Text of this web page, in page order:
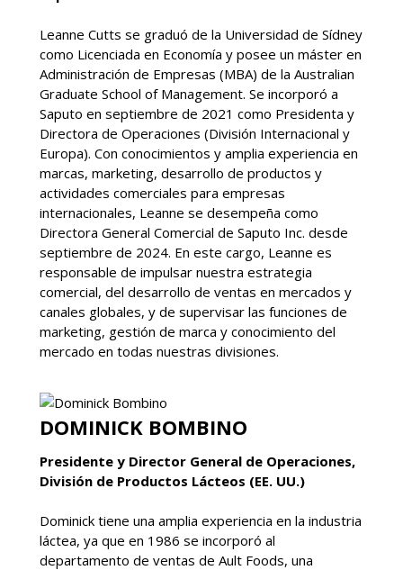
Leanne Cutts se graduó de la Universidad de Sídney
como Licenciada en Economía y posee un máster en
Administración de Empresas (MBA) de la Australian
Graduate School of Management. Se incorporó a
Saputo en septiembre de 2021 como Presidenta y
Directora de Operaciones (División Internacional y
Europa). Con conocimientos y amplia experiencia en
marcas, marketing, desarrollo de productos y
actividades comerciales para empresas
internacionales, Leanne se desempeña como
Directora General Comercial de Saputo Inc. desde
septiembre de 2024. En este cargo, Leanne es
responsable de impulsar nuestra estrategia
comercial, del desarrollo de ventas en mercados y
canales globales, y de supervisar las funciones de
marketing, gestión de marca y conocimiento del
mercado en todas nuestras divisiones.
DOMINICK BOMBINO
Presidente y Director General de Operaciones,
División de Productos Lácteos (EE. UU.)
Dominick tiene una amplia experiencia en la industria
láctea, ya que en 1986 se incorporó al
departamento de ventas de Ault Foods, una